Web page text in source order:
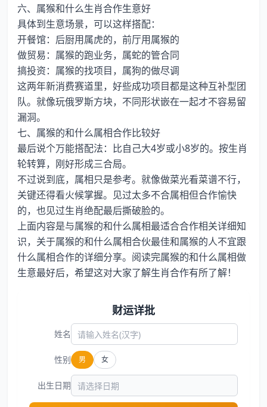
六、属猴和什么生肖合作生意好
具体到生意场景，可以这样搭配：
开餐馆：后厨用属虎的，前厅用属猴的
做贸易：属猴的跑业务，属蛇的管合同
搞投资：属猴的找项目，属狗的做尽调
这两年新消费赛道里，好些成功项目都是这种互补型团
队。就像玩俄罗斯方块，不同形状嵌在一起才不容易留
漏洞。
七、属猴的和什么属相合作比较好
最后说个万能搭配法：比自己大4岁或小8岁的。按生肖
轮转算，刚好形成三合局。
不过说到底，属相只是参考。就像做菜光看菜谱不行，
关键还得看火候掌握。见过太多不合属相但合作愉快
的，也见过生肖绝配最后撕破脸的。
上面内容是与属猴的和什么属相最适合合作相关详细知
识，关于属猴的和什么属相合伙最佳和属猴的人不宜跟
什么属相合作的详细分享。阅读完属猴的和什么属相做
生意最好后，希望这对大家了解生肖合作有所了解！
财运详批
姓名
性别 男 女
出生日期